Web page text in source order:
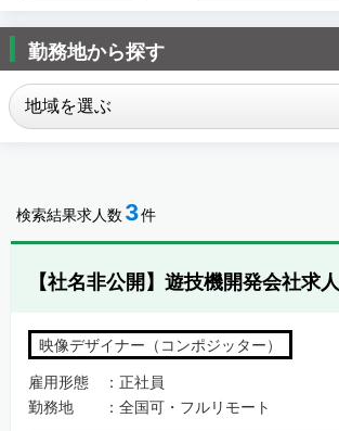
勤務地から探す
検索結果求人数 3件
【社名非公開】遊技機開発会社求人
映像デザイナー（コンポジッター）
雇用形態
正社員
勤務地
全国可・フルリモート